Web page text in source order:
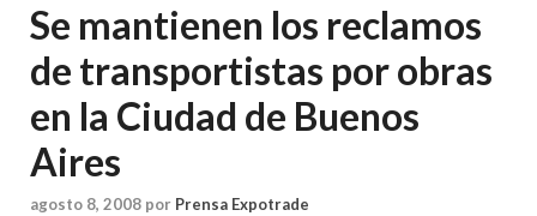
Se mantienen los reclamos
de transportistas por obras
en la Ciudad de Buenos
Aires
agosto 8, 2008 por Prensa Expotrade